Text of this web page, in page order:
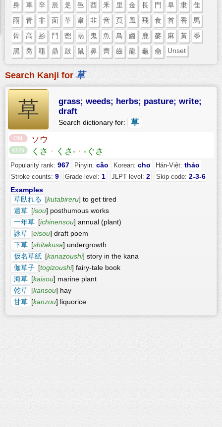
身
車 辛 辰 辵 邑 酉 釆 里 金 長 門 阜 隶
隹
雨
青 非 面 革 韋 韭 音 頁 風 飛 食 首 香
馬
骨
高 髟 鬥 鬯 鬲 鬼 魚 鳥 鹵 鹿 麥 麻 黃
黍
黑
黹 黽 鼎 鼓 鼠 鼻 齊 齒 龍 龜 龠 Unset
Search Kanji for 草
草
grass; weeds; herbs; pasture; write;
draft
Search dictionary for: 草
ソウ
くさ · くさ- · -ぐさ
Popularity rank: 967 Pinyin: cǎo Korean: cho Hán-Việt: thảo
Stroke counts: 9 Grade level: 1 JLPT level: 2 Skip code: 2-3-6
Examples
草臥れる [kutabireru] to get tired
遺草 [isou] posthumous works
一年草 [ichinensou] annual (plant)
詠草 [eisou] draft poem
下草 [shitakusa] undergrowth
仮名草紙 [kanazoushi] story in the kana
伽草子 [togizoushi] fairy-tale book
海草 [kaisou] marine plant
乾草 [kansou] hay
甘草 [kanzou] liquorice